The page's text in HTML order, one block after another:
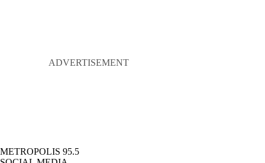
METROPOLIS 95.5